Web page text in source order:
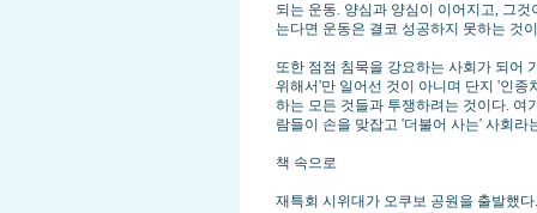
되는 운동. 양심과 양심이 이어지고, 그
는다면 운동은 결코 성공하지 못하는 것
또한 점점 침묵을 강요하는 사회가 되어
위해서'만 일어선 것이 아니며 단지 '인
하는 모든 것들과 투쟁하려는 것이다. 여
람들이 손을 맞잡고 '더불어 사는' 사회
책 속으로
재특회 시위대가 오쿠보 공원을 출발했